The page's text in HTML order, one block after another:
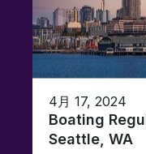
4月 17, 2024
Boating
Seattle, WA